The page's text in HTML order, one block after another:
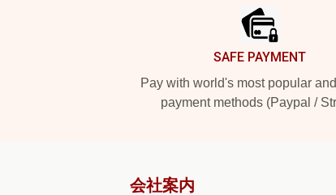
SAFE PAYMENT
Pay with world's most popular
payment methods (Paypal /
会社案内